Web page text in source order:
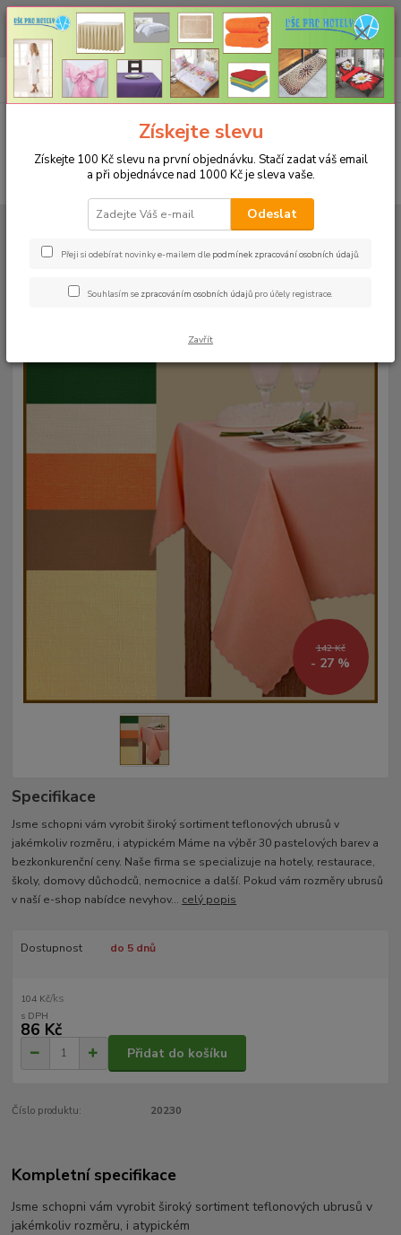
CHCETE NAKOUPIT VĚTŠÍ MNOŽSTVÍ NAŠICH PRODUKTŮ ZA LEPŠÍ
CENU? Klikněte ZDE
CZK
+420 773 794 023
Pondělí-pátek 9-16 hodin
0ks
za0 Kč
UBRUSY
Teflonové ubrusy jednobarevné s vodoodpudivou úpravou
Teflonový ubrus 38x160cm -
světlý losos 7
142 Kč
- 27 %
Specifikace
Jsme schopni vám vyrobit široký sortiment teflonových ubrusů v
jakémkoliv rozměru, i atypickém Máme na výběr 30 pastelových barev a
bezkonkurenční ceny. Naše firma se specializuje na hotely, restaurace,
školy, domovy důchodců, nemocnice a další. Pokud vám rozměry ubrusů
v naší e-shop nabídce nevyhov... celý popis
Dostupnost do 5 dnů
104 Kč/ks
86 Kč
Přidat do košíku
Číslo produktu: 20230
Kompletní specifikace
Jsme schopni vám vyrobit široký sortiment teflonových ubrusů v
jakémkoliv rozměru, i atypickém
Získejte slevu
Získejte 100 Kč slevu na první objednávku. Stačí zadat váš email
a při objednávce nad 1000 Kč je sleva vaše.
Odeslat
Přeji si odebírat novinky e-mailem dle podmínek zpracování osobních údajů.
Souhlasím se zpracováním osobních údajů pro účely registrace.
Zavřít